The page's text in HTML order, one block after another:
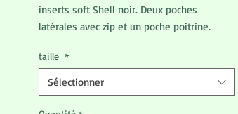
inserts soft Shell noir. Deux poches
latérales avec zip et un poche poitrine.
taille *
Sélectionner